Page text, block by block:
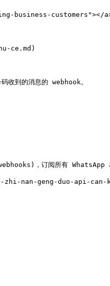
business-customers"></
ce.md)
收到的消息的 webhook。
，订阅所有 WhatsApp 相
nan-geng-duo-api-